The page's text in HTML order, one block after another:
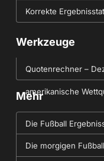
Korrekte
Werkzeuge
Quotenrechner –
amerikanische
Mehr
Die Fußball
Die morgigen